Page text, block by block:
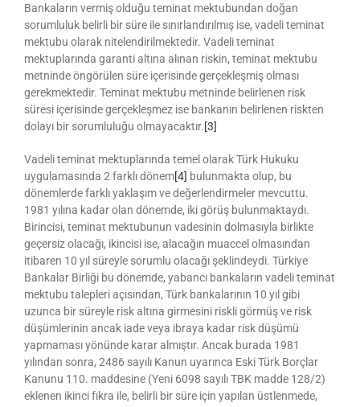
Bankaların vermiş olduğu teminat mektubundan doğan
sorumluluk belirli bir süre ile sınırlandırılmış ise, vadeli teminat
mektubu olarak nitelendirilmektedir. Vadeli teminat
mektuplarında garanti altına alınan riskin, teminat mektubu
metninde öngörülen süre içerisinde gerçekleşmiş olması
gerekmektedir. Teminat mektubu metninde belirlenen risk
süresi içerisinde gerçekleşmez ise bankanın belirlenen riskten
dolayı bir sorumluluğu olmayacaktır.[3]
Vadeli teminat mektuplarında temel olarak Türk Hukuku
uygulamasında 2 farklı dönem[4] bulunmakta olup, bu
dönemlerde farklı yaklaşım ve değerlendirmeler mevcuttu.
1981 yılına kadar olan dönemde, iki görüş bulunmaktaydı.
Birincisi, teminat mektubunun vadesinin dolmasıyla birlikte
geçersiz olacağı, ikincisi ise, alacağın muaccel olmasından
itibaren 10 yıl süreyle sorumlu olacağı şeklindeydi. Türkiye
Bankalar Birliği bu dönemde, yabancı bankaların vadeli teminat
mektubu talepleri açısından, Türk bankalarının 10 yıl gibi
uzunca bir süreyle risk altına girmesini riskli görmüş ve risk
düşümlerinin ancak iade veya ibraya kadar risk düşümü
yapmaması yönünde karar almıştır. Ancak burada 1981
yılından sonra, 2486 sayılı Kanun uyarınca Eski Türk Borçlar
Kanunu 110. maddesine (Yeni 6098 sayılı TBK madde 128/2)
eklenen ikinci fıkra ile, belirli bir süre için yapılan üstlenmede,